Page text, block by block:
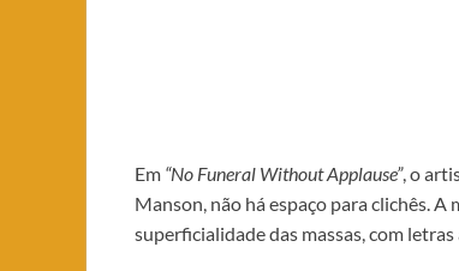
Em “No Funeral Without Applause”, o
Manson, não há espaço para clichês.
superficialidade das massas, com